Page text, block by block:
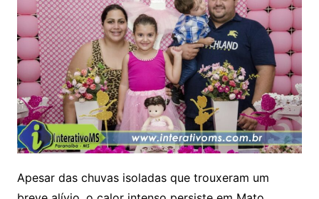
Apesar das chuvas isoladas que trouxeram um